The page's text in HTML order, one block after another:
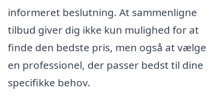
informeret beslutning. At sammenligne
tilbud giver dig ikke kun mulighed for at
finde den bedste pris, men også at vælge
en professionel, der passer bedst til dine
specifikke behov.